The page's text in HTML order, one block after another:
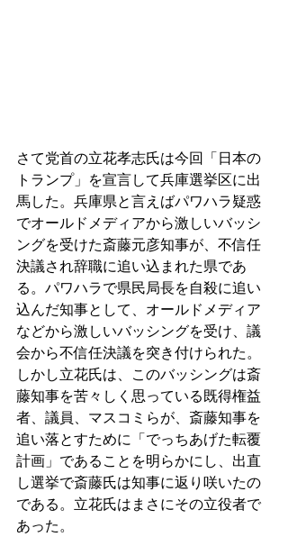
さて党首の立花孝志氏は今回「日本の
トランプ」を宣言して兵庫選挙区に出
馬した。兵庫県と言えばパワハラ疑惑
でオールドメディアから激しいバッシ
ングを受けた斎藤元彦知事が、不信任
決議され辞職に追い込まれた県であ
る。パワハラで県民局長を自殺に追い
込んだ知事として、オールドメディア
などから激しいバッシングを受け、議
会から不信任決議を突き付けられた。
しかし立花氏は、このバッシングは斎
藤知事を苦々しく思っている既得権益
者、議員、マスコミらが、斎藤知事を
追い落とすために「でっちあげた転覆
計画」であることを明らかにし、出直
し選挙で斎藤氏は知事に返り咲いたの
である。立花氏はまさにその立役者で
あった。